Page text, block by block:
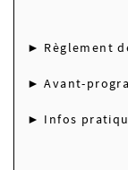
► Règlement
► Avant-
► Infos